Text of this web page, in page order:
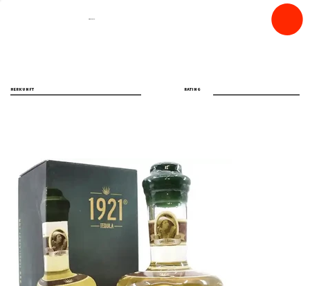
spiritfly
RATING
HERKUNFT